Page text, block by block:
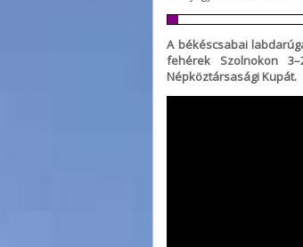
A békéscsabai
fehérek Szolnokon
Népköztársasági Kupát.